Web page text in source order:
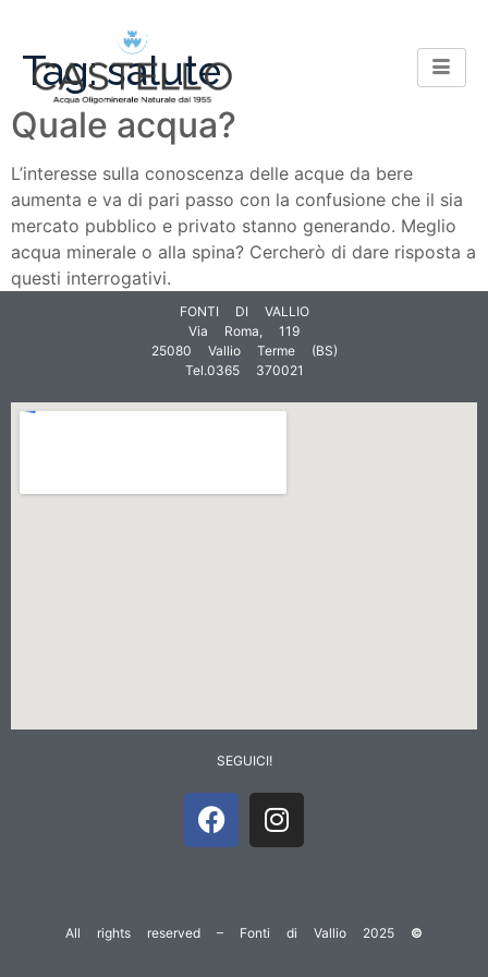
Tag:salute
Quale acqua?
L’interesse sulla conoscenza delle acque da bere
aumenta e va di pari passo con la confusione che il sia
mercato pubblico e privato stanno generando. Meglio
acqua minerale o alla spina? Cercherò di dare risposta a
questi interrogativi.
FONTI DI VALLIO
Via Roma, 119
25080 Vallio Terme (BS)
Tel.0365 370021
SEGUICI!
All rights reserved – Fonti di Vallio 2025 ©